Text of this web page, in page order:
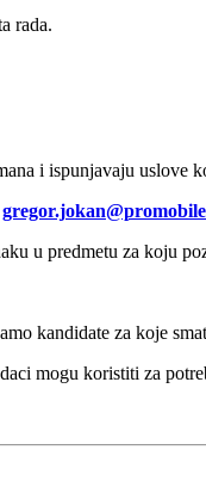
rada.
i ispunjavaju uslove
u predmetu za koju
kandidate za koje
mogu koristiti za